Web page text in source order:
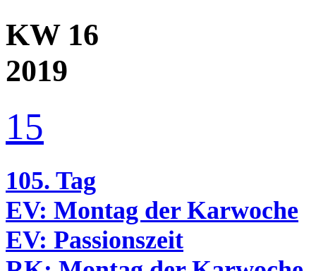
KW 16
2019
15
105. Tag
EV: Montag der Karwoche
EV: Passionszeit